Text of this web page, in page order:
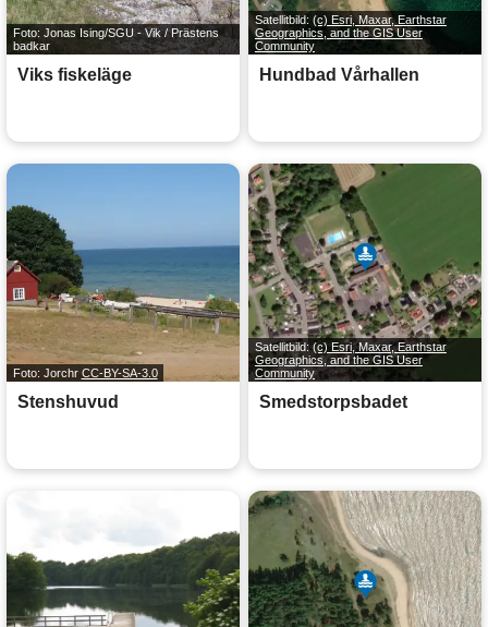
Foto: Jonas Ising/SGU - Vik / Prästens
badkar
Viks fiskeläge
Satellitbild: (c) Esri, Maxar, Earthstar
Geographics, and the GIS User
Community
Hundbad Vårhallen
Foto: Jorchr CC-BY-SA-3.0
Stenshuvud
Satellitbild: (c) Esri, Maxar, Earthstar
Geographics, and the GIS User
Community
Smedstorpsbadet